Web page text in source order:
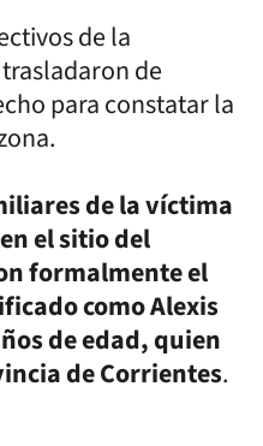
de la
de
para constatar la
de la víctima
el sitio del
formalmente el
como Alexis
de edad, quien
de Corrientes.